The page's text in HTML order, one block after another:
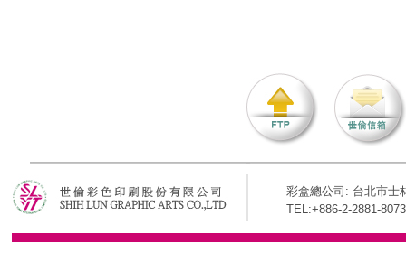
彩盒總公司: 台北市士
TEL:+886-2-2881-